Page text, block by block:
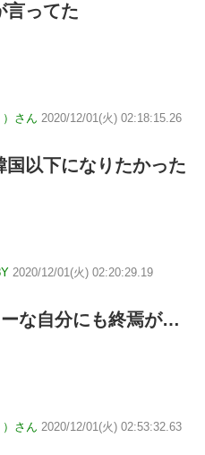
言ってた
さん 2020/12/01(火) 02:18:15.26
国以下になりたかった
2020/12/01(火) 02:20:29.19
な自分にも終焉が…
さん 2020/12/01(火) 02:53:32.63